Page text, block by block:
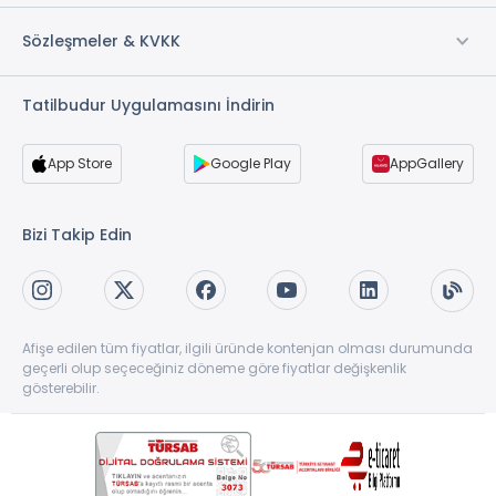
Sözleşmeler & KVKK
Tatilbudur Uygulamasını İndirin
App Store Google Play AppGallery
Bizi Takip Edin
Afişe edilen tüm fiyatlar, ilgili üründe kontenjan olması durumunda
geçerli olup seçeceğiniz döneme göre fiyatlar değişkenlik
gösterebilir.